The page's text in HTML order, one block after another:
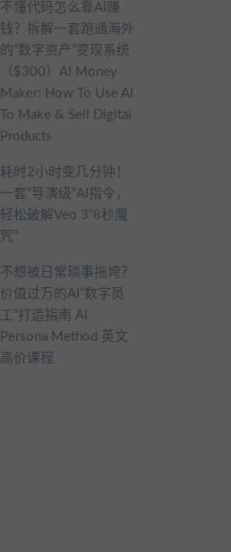
不懂代码怎么靠AI赚
钱？拆解一套跑通海外
的“数字资产”变现系统
（$300）AI Money
Maker: How To Use AI
To Make & Sell Digital
Products
耗时2小时变几分钟！
一套“导演级”AI指令，
轻松破解Veo 3“8秒魔
咒”
不想被日常琐事拖垮？
价值过万的AI“数字员
工”打造指南 AI
Persona Method 英文
高价课程